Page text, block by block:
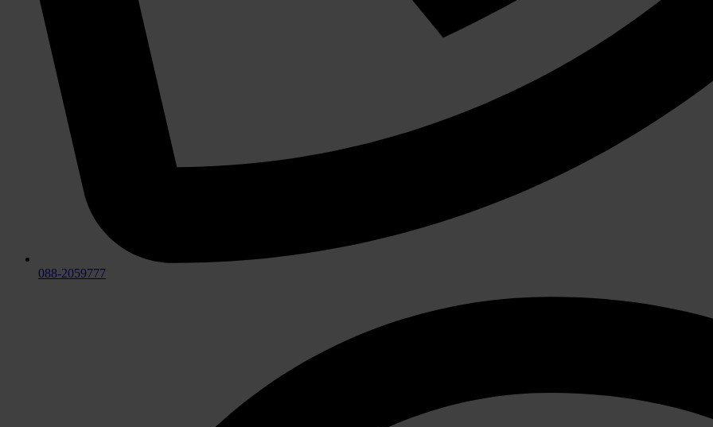
088-2059777